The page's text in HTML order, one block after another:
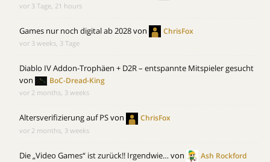
vor 3 Tage, 21 hours
Games nur noch digital ab 2028von ChrisFox
vor 3 weeks, 3 Tage
Diablo IV Addon-Trophäen + D2R – entspannte Mitspieler gesucht
von
BoC-Dread-King
vor 2 months, 3 weeks
Altersverifizierung auf PSvon ChrisFox
vor 2 months, 3 weeks
Die „Video Games“ ist zurück!! Irgendwie…von Ash Rockford